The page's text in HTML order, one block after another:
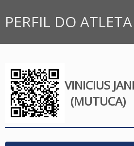
PERFIL DO ATLETA
VINICIUS
(MUTUCA)